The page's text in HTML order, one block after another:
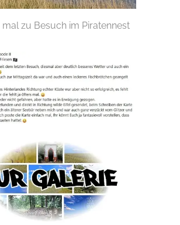
zu Besuch im Piratennest